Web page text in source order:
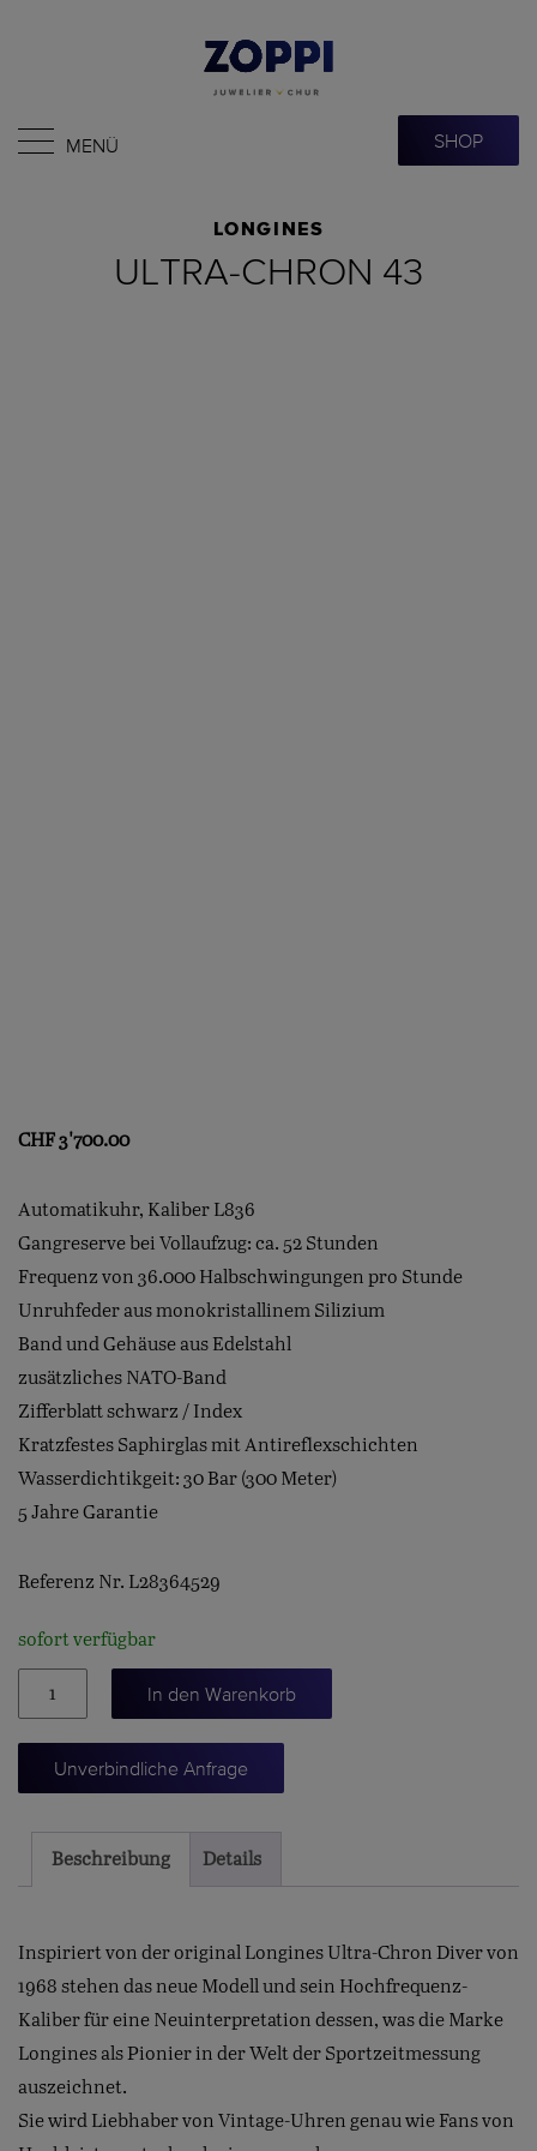
MENÜ SHOP
LONGINES
ULTRA-CHRON 43
CHF3'700.00
Automatikuhr, Kaliber L836
Gangreserve bei Vollaufzug: ca. 52 Stunden
Frequenz von 36.000 Halbschwingungen pro Stunde
Unruhfeder aus monokristallinem Silizium
Band und Gehäuse aus Edelstahl
zusätzliches NATO-Band
Zifferblatt schwarz / Index
Kratzfestes Saphirglas mit Antireflexschichten
Wasserdichtikgeit: 30 Bar (300 Meter)
5 Jahre Garantie
Referenz Nr. L28364529
sofort verfügbar
CHRON
43
In den Warenkorb
Unverbindliche Anfrage
Beschreibung Details
Inspiriert von der original Longines Ultra-Chron Diver von
1968 stehen das neue Modell und sein Hochfrequenz-
Kaliber für eine Neuinterpretation dessen, was die Marke
Longines als Pionier in der Welt der Sportzeitmessung
auszeichnet.
Sie wird Liebhaber von Vintage-Uhren genau wie Fans von